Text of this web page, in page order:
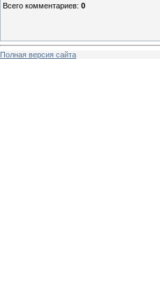
Всего комментариев: 0
Полная версия сайта